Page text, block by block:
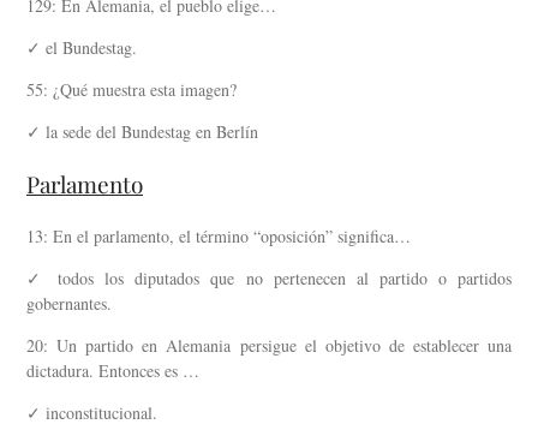
129: En Alemania, el pueblo elige…
✓ el Bundestag.
55: ¿Qué muestra esta imagen?
✓ la sede del Bundestag en Berlín
Parlamento
13: En el parlamento, el término “oposición” significa…
✓ todos los diputados que no pertenecen al partido o partidos
gobernantes.
20: Un partido en Alemania persigue el objetivo de establecer una
dictadura. Entonces es …
✓ inconstitucional.